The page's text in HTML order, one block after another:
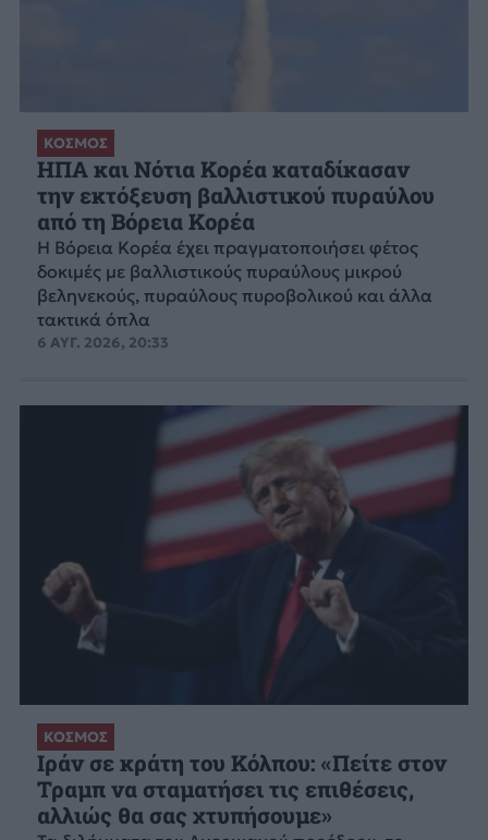
ΚΟΣΜΟΣ
ΗΠΑ και Νότια Κορέα καταδίκασαν
την εκτόξευση βαλλιστικού πυραύλου
από τη Βόρεια Κορέα
Η Βόρεια Κορέα έχει πραγματοποιήσει φέτος
δοκιμές με βαλλιστικούς πυραύλους μικρού
βεληνεκούς, πυραύλους πυροβολικού και άλλα
τακτικά όπλα
6 ΑΥΓ. 2026, 20:33
ΚΟΣΜΟΣ
Ιράν σε κράτη του Κόλπου: «Πείτε στον
Τραμπ να σταματήσει τις επιθέσεις,
αλλιώς θα σας χτυπήσουμε»